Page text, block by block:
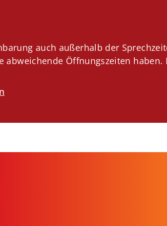
auch außerhalb der
abweichende Öffnungszeiten